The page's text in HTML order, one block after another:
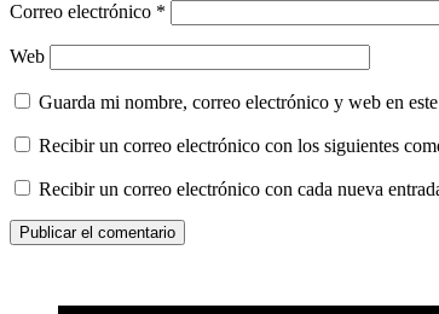
Correo electrónico *
Web
Guarda mi nombre, correo electrónico y web en
Recibir un correo electrónico con los siguientes
Recibir un correo electrónico con cada nueva